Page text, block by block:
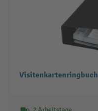
Visitenkartenringbuch